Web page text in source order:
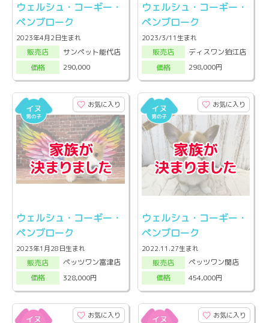
ウェルシュ・コーギー・
ペンブローク
2023年4月2日生まれ
販売店
サンペット能代店
価格
290,000
ウェルシュ・コーギー・
ペンブローク
2023/3/11生まれ
販売店
ディスワン狛江店
価格
298,000円
お気に入り
ウェルシュ・コーギー・
ペンブローク
2023年1月28日生まれ
販売店
ペッツワン富津店
価格
328,000円
お気に入り
ウェルシュ・コーギー・
ペンブローク
2022.11.27生まれ
販売店
ペッツワン関店
価格
454,000円
お気に入り お気に入り